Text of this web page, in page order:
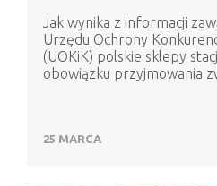
Jak wynika z informacji
Urzędu Ochrony
(UOKiK) polskie sklepy
obowiązku przyjmowania
25 MARCA